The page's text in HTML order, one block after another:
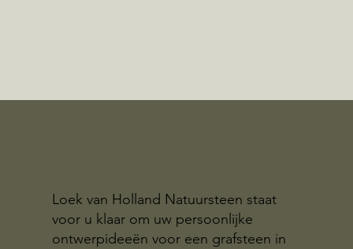
Loek van Holland Natuursteen staat
voor u klaar om uw persoonlijke
ontwerpideeën voor een grafsteen in